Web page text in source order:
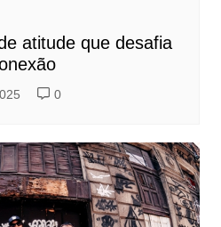
atitude que desafia
0